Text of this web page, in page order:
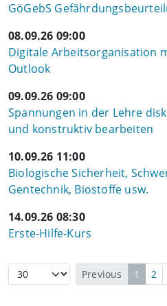
GöGebS
08.09.26 09:00
Digitale Arbeitsorganisation
Outlook
09.09.26 09:00
Spannungen in der Lehre
und konstruktiv bearbeiten
10.09.26 11:00
Biologische Sicherheit,
Gentechnik, Biostoffe usw.
14.09.26 08:30
Erste-Hilfe-Kurs
Previous 1 2